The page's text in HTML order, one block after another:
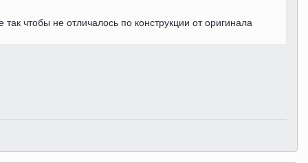
чтобы не отличалось по конструкции от оригинала